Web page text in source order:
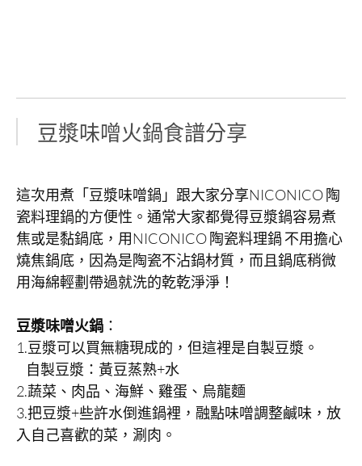
豆漿味噌火鍋食譜分享
這次用煮「豆漿味噌鍋」跟大家分享NICONICO 陶
瓷料理鍋的方便性。通常大家都覺得豆漿鍋容易煮
焦或是黏鍋底，用NICONICO 陶瓷料理鍋 不用擔心
燒焦鍋底，因為是陶瓷不沾鍋材質，而且鍋底稍微
用海綿輕劃帶過就洗的乾乾淨淨！
豆漿味噌火鍋 ：
1.豆漿可以買無糖現成的，但這裡是自製豆漿。
自製豆漿：黃豆蒸熟+水
2.蔬菜、肉品、海鮮、雞蛋、烏龍麵
3.把豆漿+些許水倒進鍋裡，融點味噌調整鹹味，放
入自己喜歡的菜，涮肉。